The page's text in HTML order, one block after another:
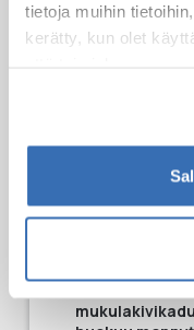
tietoja muihin
kerätty, kun olet
Kävely